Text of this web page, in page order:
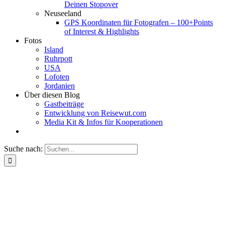
Deinen Stopover
Neuseeland
GPS Koordinaten für Fotografen – 100+Points
of Interest & Highlights
Fotos
Island
Ruhrpott
USA
Lofoten
Jordanien
Über diesen Blog
Gastbeiträge
Entwicklung von Reisewut.com
Media Kit & Infos für Kooperationen
Suche nach: